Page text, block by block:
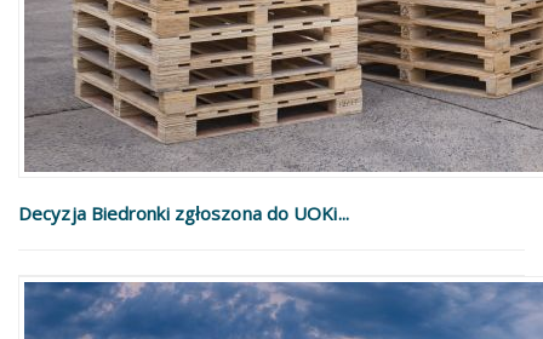
Decyzja Biedronki zgłoszona do UOKi...